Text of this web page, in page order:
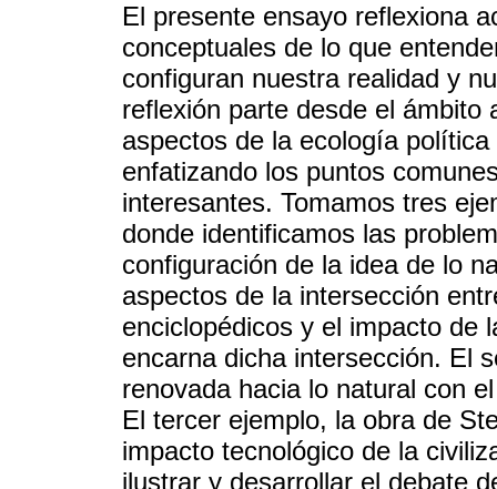
El presente ensayo reflexiona
conceptuales de lo que
configuran nuestra realidad y
reflexión parte desde el
aspectos de la ecología
enfatizando los puntos
interesantes. Tomamos tres
donde identificamos las
configuración de la idea de lo
aspectos de la intersección
enciclopédicos y el impacto de
encarna dicha intersección. El
renovada hacia lo natural con
El tercer ejemplo, la obra de
impacto tecnológico de la
ilustrar y desarrollar el debate